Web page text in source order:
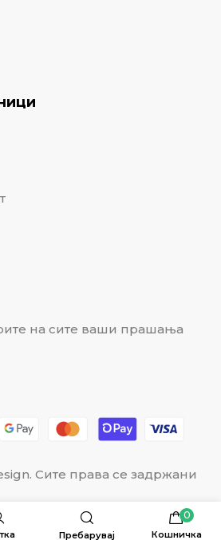
на сите ваши прашања
Сите права се задржани
Пребарувај
0
Кошничка